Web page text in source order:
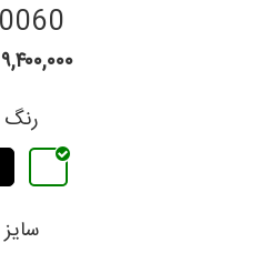
۹,۴۰۰,۰۰۰
رنگ
سایز